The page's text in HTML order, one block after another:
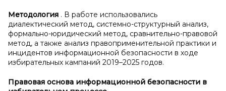
Методология . В работе использовались
диалектический метод, системно-структурный анализ,
формально-юридический метод, сравнительно-правовой
метод, а также анализ правоприменительной практики и
инцидентов информационной безопасности в ходе
избирательных кампаний 2019–2025 годов.
Правовая основа информационной безопасности в